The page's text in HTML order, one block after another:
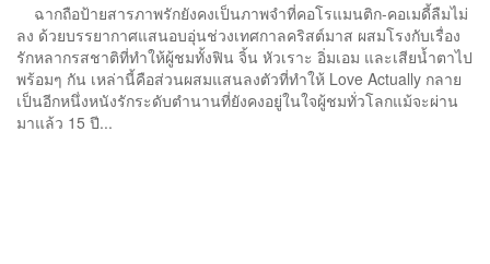
ฉากถือป้ายสารภาพรักยังคงเป็นภาพจำที่คอโรแมนติก-คอเมดี้ลืมไม่
ลง ด้วยบรรยากาศแสนอบอุ่นช่วงเทศกาลคริสต์มาส ผสมโรงกับเรื่อง
รักหลากรสชาติที่ทำให้ผู้ชมทั้งฟิน จิ้น หัวเราะ อิ่มเอม และเสียน้ำตาไป
พร้อมๆ กัน เหล่านี้คือส่วนผสมแสนลงตัวที่ทำให้ Love Actually กลาย
เป็นอีกหนึ่งหนังรักระดับตำนานที่ยังคงอยู่ในใจผู้ชมทั่วโลกแม้จะผ่าน
มาแล้ว 15 ปี...